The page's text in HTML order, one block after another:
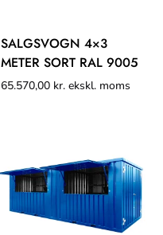
SALGSVOGN 4×3
METER SORT RAL 9005
65.570,00 kr. ekskl. moms